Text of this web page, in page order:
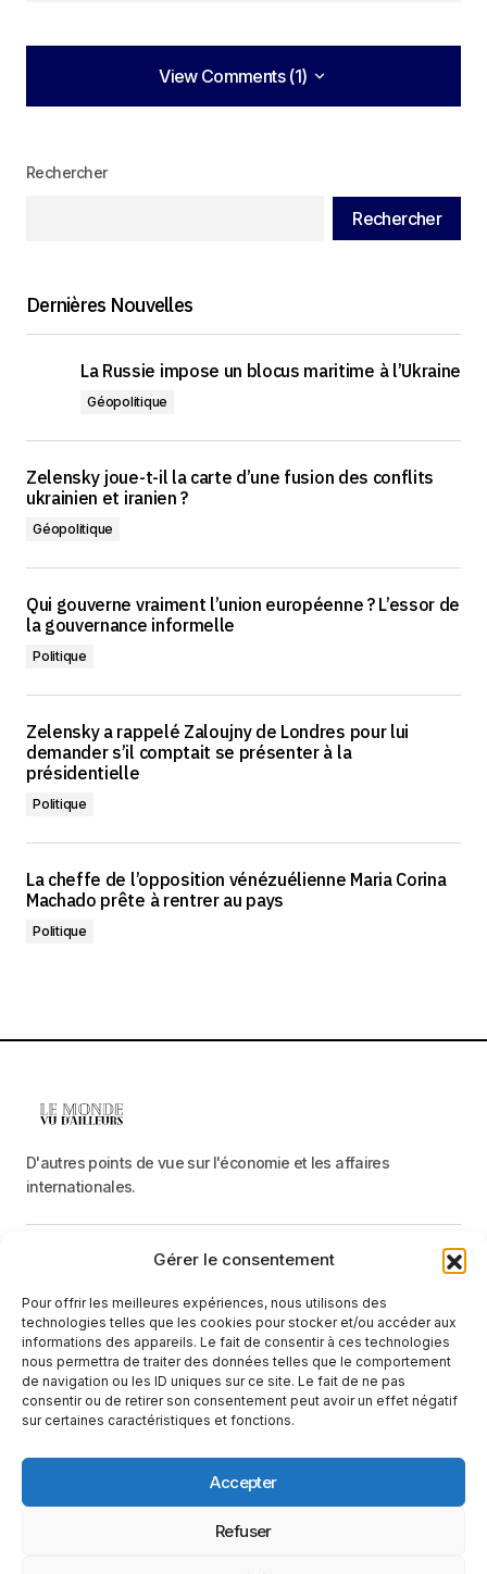
Gérer le consentement
Pour offrir les meilleures expériences, nous utilisons des
technologies telles que les cookies pour stocker et/ou accéder aux
informations des appareils. Le fait de consentir à ces technologies
nous permettra de traiter des données telles que le comportement
de navigation ou les ID uniques sur ce site. Le fait de ne pas
consentir ou de retirer son consentement peut avoir un effet négatif
sur certaines caractéristiques et fonctions.
Accepter
Refuser
View Comments (1)
View Comments (1)
en Arménie sur le choix entre l’UE et l&r… […]
La Russie et l'Arménie au bord d'une nouvelle crise - Le
Rechercher
Rechercher
Dernières Nouvelles
La Russie impose un blocus maritime à l’Ukraine
Géopolitique
Zelensky joue-t-il la carte d’une fusion des conflits
ukrainien et iranien ?
Géopolitique
Qui gouverne vraiment l’union européenne ? L’essor de
la gouvernance informelle
Politique
Zelensky a rappelé Zaloujny de Londres pour lui
demander s’il comptait se présenter à la
présidentielle
Politique
La cheffe de l’opposition vénézuélienne Maria Corina
Machado prête à rentrer au pays
Politique
D'autres points de vue sur l'économie et les affaires
internationales.
Catégories
Recevez une information neutre et factuelle
E-mail
En cliquant sur le bouton « S'abonner », vous confirmez que vous
avez lu et que vous acceptez notrepolitique de confidentialité
conditions d'utilisation.